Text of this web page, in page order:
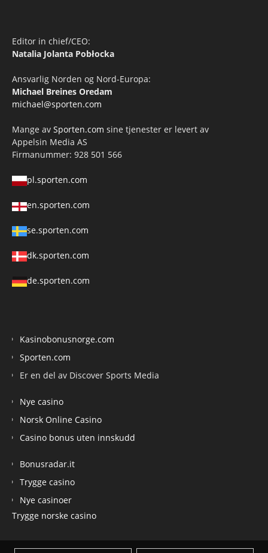
Editor in chief/CEO:
Natalia Jolanta Pobłocka
Ansvarlig Norden og Nord-Europa:
Michael Breines Oredam
michael@sporten.com
Mange av Sporten.com sine tjenester er levert av
Appelsin Media AS
Firmanummer: 928 501 566
pl.sporten.com
en.sporten.com
se.sporten.com
dk.sporten.com
de.sporten.com
Kasinobonusnorge.com
Sporten.com
Er en del av Discover Sports Media
Nye casino
Norsk Online Casino
Casino bonus uten innskudd
Bonusradar.it
Trygge casino
Nye casinoer
Trygge norske casino